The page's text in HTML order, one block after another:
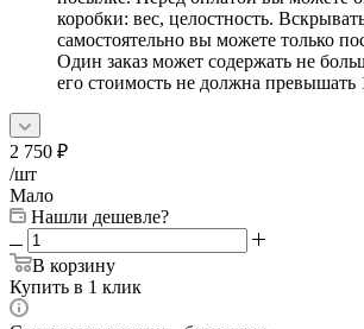
коробки: вес, целостность.
самостоятельно вы можете только
Один заказ может содержать не
его стоимость не должна превышать
2 750 ₽
/шт
Мало
Нашли дешевле?
В корзину
Купить в 1 клик